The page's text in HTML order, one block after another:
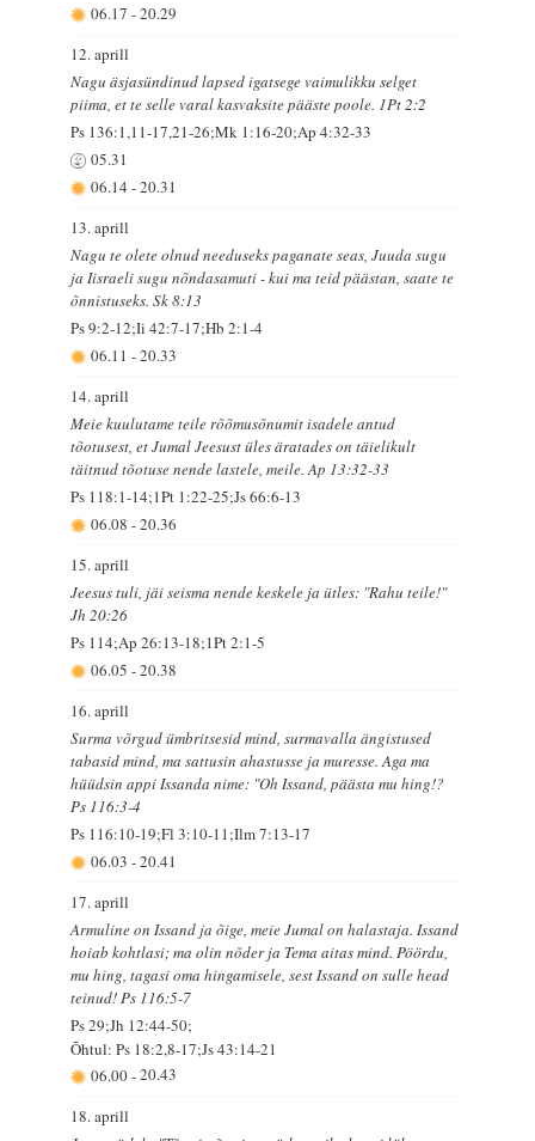
06.17-20.29
12. aprill
Nagu äsjasündinud lapsed igatsege vaimulikku selget
piima, et te selle varal kasvaksite pääste poole. 1Pt 2:2
Ps 136:1,11-17,21-26;Mk 1:16-20;Ap 4:32-33
05.31
06.14-20.31
13. aprill
Nagu te olete olnud needuseks paganate seas, Juuda sugu
ja Iisraeli sugu nõndasamuti - kui ma teid päästan, saate te
õnnistuseks. Sk 8:13
Ps 9:2-12;Ii 42:7-17;Hb 2:1-4
06.11-20.33
14. aprill
Meie kuulutame teile rõõmusõnumit isadele antud
tõotusest, et Jumal Jeesust üles äratades on täielikult
täitnud tõotuse nende lastele, meile. Ap 13:32-33
Ps 118:1-14;1Pt 1:22-25;Js 66:6-13
06.08-20.36
15. aprill
Jeesus tuli, jäi seisma nende keskele ja ütles: "Rahu teile!"
Jh 20:26
Ps 114;Ap 26:13-18;1Pt 2:1-5
06.05-20.38
16. aprill
Surma võrgud ümbritsesid mind, surmavalla ängistused
tabasid mind, ma sattusin ahastusse ja muresse. Aga ma
hüüdsin appi Issanda nime: "Oh Issand, päästa mu hing!?
Ps 116:3-4
Ps 116:10-19;Fl 3:10-11;Ilm 7:13-17
06.03-20.41
17. aprill
Armuline on Issand ja õige, meie Jumal on halastaja. Issand
hoiab kohtlasi; ma olin nõder ja Tema aitas mind. Pöördu,
mu hing, tagasi oma hingamisele, sest Issand on sulle head
teinud! Ps 116:5-7
Ps 29;Jh 12:44-50;
Õhtul: Ps 18:2,8-17;Js 43:14-21
06.00-20.43
18. aprill